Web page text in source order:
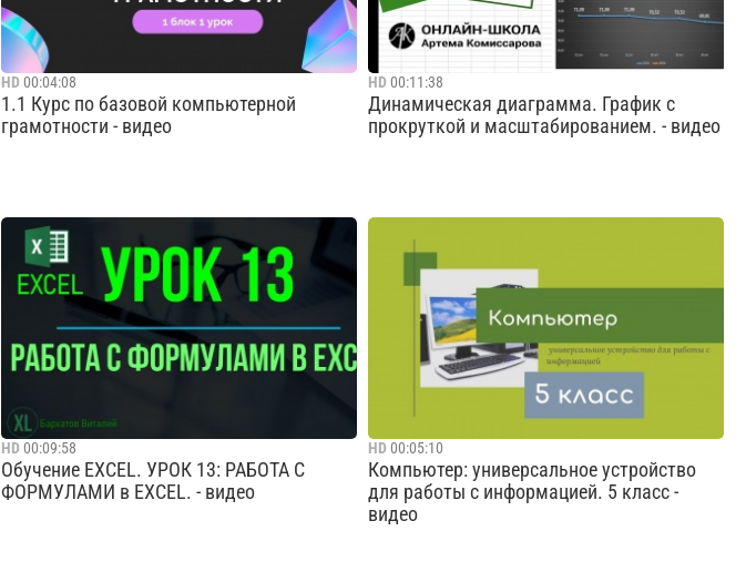
HD 00:04:08
1.1 Курс по базовой компьютерной
грамотности - видео
Курс подготовлен Общественным Фондом
"ITeachMe" центр развития
компетенций.ITeachMe -
https://www.instagram.com/iteachme.kz
Преподаватель - Даурен
Cмотреть видео
HD 00:11:38
Динамическая диаграмма. График с
прокруткой и масштабированием. - видео
прокруткой и масштабированием. ссылка
на файл:
https://docs.google.com/spreadsheets/d/
Cмотреть видео
HD 00:09:58
Обучение EXCEL. УРОК 13: РАБОТА С
ФОРМУЛАМИ в EXCEL. - видео
HD 00:05:10
Компьютер: универсальное устройство
для работы с информацией. 5 класс -
видео